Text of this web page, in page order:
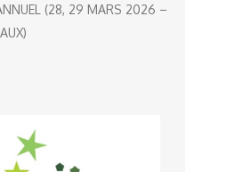
(28, 29 MARS 2026 –